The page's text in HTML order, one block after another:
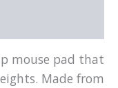
mouse pad that
Made from